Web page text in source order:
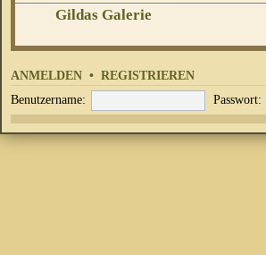
Gildas Galerie
ANMELDEN • REGISTRIEREN
Benutzername: Passwort: